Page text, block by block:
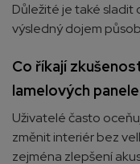
Důležité je také sladit
výsledný dojem
Co říkají
lamelových
Uživatelé často
změnit interiér bez
zejména zlepšení